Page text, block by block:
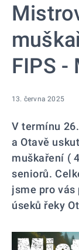
FIPS -
13. června 2025
V termínu
a Otavě
muškaření (
seniorů.
jsme pro
úseků řeky